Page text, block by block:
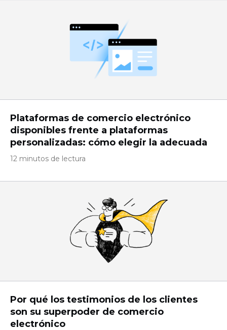
Plataformas de comercio electrónico
disponibles frente a plataformas
personalizadas: cómo elegir la adecuada
12 minutos de lectura
Por qué los testimonios de los clientes
son su superpoder de comercio
electrónico